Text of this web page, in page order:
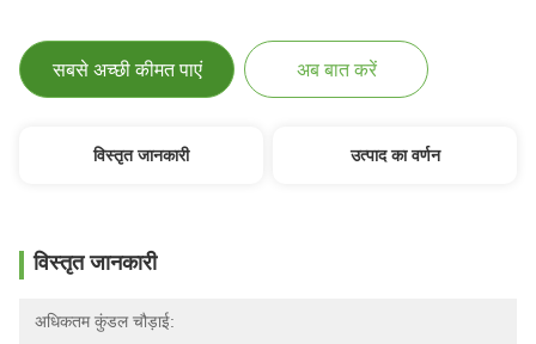
सबसे अच्छी कीमत पाएं अब बात करें
विस्तृत जानकारी उत्पाद का वर्णन
विस्तृत जानकारी
अधिकतम कुंडल चौड़ाई: